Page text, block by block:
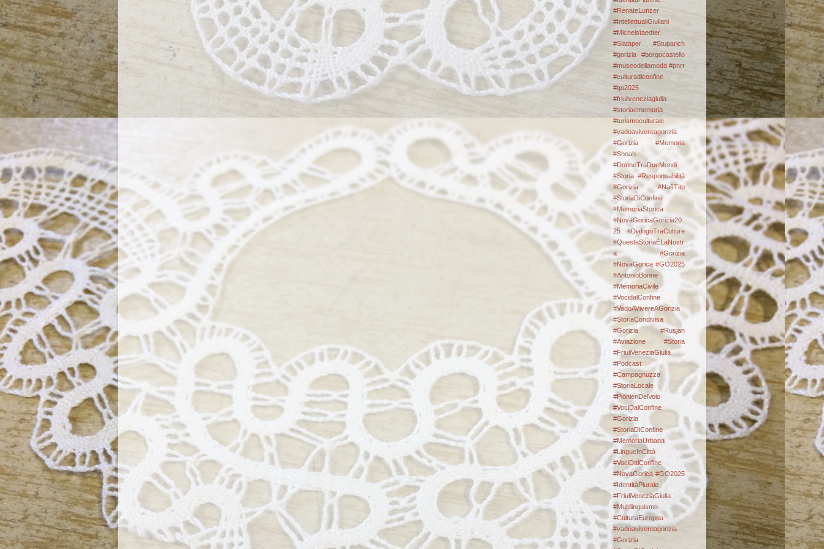
#RenateLunzer
#IntellettualiGiuliani
#Michelstaedter
#Slataper #Stuparich
#gorizia #borgocastello
#museodellamoda #pnrr
#culturadiconfine
#go2025
#friuliveneziagiulia
#storiaememoria
#turismoculturale
#vadoavivereagorizia
#Gorizia #Memoria
#Shoah
#DonneTraDueMondi
#Storia #Responsabilità
#Gorizia #NašTito
#StoriaDiConfine
#MemoriaStorica
#NovaGoricaGorizia20
25 #DialogoTraCulture
#QuestaStoriaÈLaNostr
a
#Gorizia
#NovaGorica #GO2025
#AntonioBonne
#MemoriaCivile
#VocidalConfine
#VadoAVivereAGorizia
#StoriaCondivisa
#Gorizia #Rusjan
#Aviazione #Storia
#FriuliVeneziaGiulia
#Podcast
#Campagnuzza
#StoriaLocale
#PionieriDelVolo
#VociDalConfine
#Gorizia
#StoriaDiConfine
#MemoriaUrbana
#LingueInCittà
#VociDalConfine
#NovaGorica #GO2025
#IdentitàPlurale
#FriuliVeneziaGiulia
#Multilinguismo
#CulturaEuropea
#vadoavivereagorizia
#Gorizia